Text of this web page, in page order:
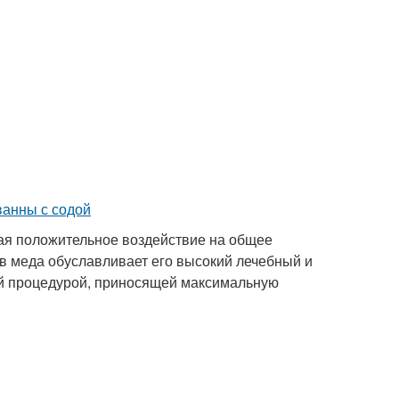
положительное воздействие на общее
меда обуславливает его высокий лечебный и
процедурой, приносящей максимальную